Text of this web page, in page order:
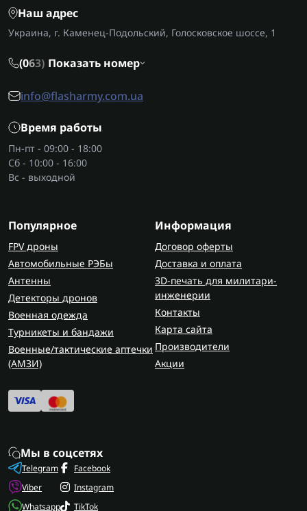
Наш адрес
Украина, г. Каменец-Подольский, Голосковское шоссе, 1
(063) Показать номер
info@flasharmy.com.ua
Время работы
Пн-пт - 09:00 - 18:00
Сб - 10:00 - 16:00
Вс - выходной
Популярное
FPV дроны
Автомобильные РЭБы
Антенны
Детекторы дронов
Военная одежда
Турникеты и бандажи
Военные/тактические аптечки
(AMЗИ)
Информация
Договор оферты
Доставка и оплата
3D-печать для милитари-
инженерии
Контакты
Карта сайта
Производители
Акции
Мы в соцсетях
Telegram
Viber
Whatsapp
Facebook
Instagram
TikTok